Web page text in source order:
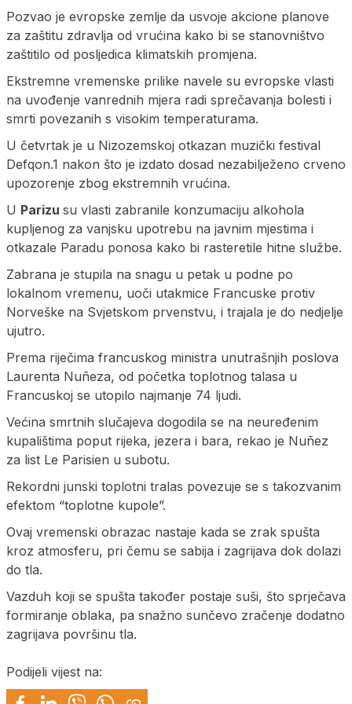
Pozvao je evropske zemlje da usvoje akcione planove
za zaštitu zdravlja od vrućina kako bi se stanovništvo
zaštitilo od posljedica klimatskih promjena.
Ekstremne vremenske prilike navele su evropske vlasti
na uvođenje vanrednih mjera radi sprečavanja bolesti i
smrti povezanih s visokim temperaturama.
U četvrtak je u Nizozemskoj otkazan muzički festival
Defqon.1 nakon što je izdato dosad nezabilježeno crveno
upozorenje zbog ekstremnih vrućina.
U Parizu su vlasti zabranile konzumaciju alkohola
kupljenog za vanjsku upotrebu na javnim mjestima i
otkazale Paradu ponosa kako bi rasteretile hitne službe.
Zabrana je stupila na snagu u petak u podne po
lokalnom vremenu, uoči utakmice Francuske protiv
Norveške na Svjetskom prvenstvu, i trajala je do nedjelje
ujutro.
Prema riječima francuskog ministra unutrašnjih poslova
Laurenta Nuñeza, od početka toplotnog talasa u
Francuskoj se utopilo najmanje 74 ljudi.
Većina smrtnih slučajeva dogodila se na neuređenim
kupalištima poput rijeka, jezera i bara, rekao je Nuñez
za list Le Parisien u subotu.
Rekordni junski toplotni tralas povezuje se s takozvanim
efektom “toplotne kupole”.
Ovaj vremenski obrazac nastaje kada se zrak spušta
kroz atmosferu, pri čemu se sabija i zagrijava dok dolazi
do tla.
Vazduh koji se spušta također postaje suši, što sprječava
formiranje oblaka, pa snažno sunčevo zračenje dodatno
zagrijava površinu tla.
Podijeli vijest na: